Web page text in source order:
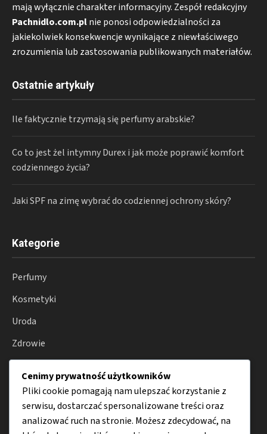
mają wyłącznie charakter informacyjny. Zespół redakcyjny
Pachnidlo.com.plnie ponosi odpowiedzialności za
jakiekolwiek konsekwencje wynikające z niewłaściwego
zrozumienia lub zastosowania publikowanych materiałów.
Ostatnie artykuły
Ile faktycznie trzymają się perfumy arabskie?
Co to jest żel intymny Durex i jak może poprawić komfort
codziennego życia?
Jaki SPF na zimę wybrać do codziennej ochrony skóry?
Kategorie
Perfumy
Kosmetyki
Uroda
Zdrowie
Porady
Cenimy prywatność użytkowników
Pliki cookie pomagają nam ulepszać korzystanie z
serwisu, dostarczać spersonalizowane treści oraz
analizować ruch na stronie. Możesz zdecydować, na